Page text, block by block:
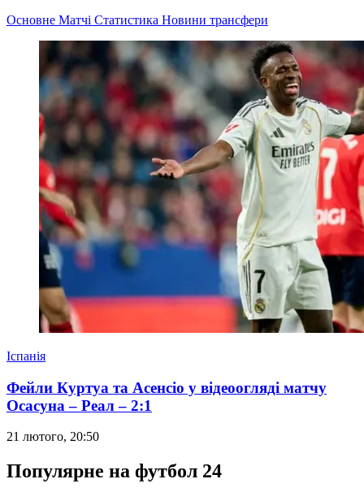
Основне Матчі Статистика Новини трансфери
Іспанія
Фейли Куртуа та Асенсіо у відеоогляді матчу
Осасуна – Реал – 2:1
21 лютого, 20:50
Популярне на футбол 24